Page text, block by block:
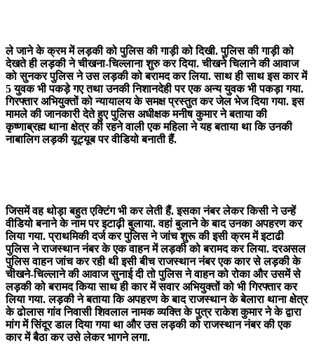
ले जाने के क्रम में लड़की को पुलिस की गाड़ी को दिखी. पुलिस की गाड़ी को
देखते ही लड़की ने चीखना-चिल्लाना शुरु कर दिया. चीखने चिलाने की आवाज
को सुनकर पुलिस ने उस लड़की को बरामद कर लिया. साथ ही साथ इस कार में
5 युवक भी पकड़े गए तथा उनकी निशानदेही पर एक अन्य युवक भी पकड़ा गया.
गिरफ्तार अभियुक्तों को न्यायालय के समक्ष प्रस्तुत कर जेल भेज दिया गया. इस
मामले की जानकारी देते हुए पुलिस अधीक्षक मनीष कुमार ने बताया की
कृष्णाब्रह्म थाना क्षेत्र की रहने वाली एक महिला ने यह बताया था कि उनकी
नाबालिग लड़की यूट्यूब पर वीडियो बनाती हैं.
जिसमें वह थोड़ा बहुत एक्टिंग भी कर लेती हैं. इसका नंबर लेकर किसी ने उन्हें
वीडियो बनाने के नाम पर इटाढ़ी बुलाया. वहां बुलाने के बाद उनका अपहरण कर
लिया गया. प्राथमिकी दर्ज कर पुलिस ने जांच शुरू की इसी क्रम में इटाढी
पुलिस ने राजस्थान नंबर के एक वाहन में लड़की को बरामद कर लिया. दरअसल
पुलिस वाहन जांच कर रही थी इसी बीच राजस्थान नंबर एक कार से लड़की के
चीखने-चिल्लाने की आवाज सुनाई दी तो पुलिस ने वाहन को रोका और उसमें से
लड़की को बरामद किया साथ ही कार में सवार अभियुक्तों को भी गिरफ्तार कर
लिया गया. लड़की ने बताया कि अपहरण के बाद राजस्थान के बेलारा थाना क्षेत्र
के ढोलास गांव निवासी शिवलाल नामक व्यक्ति के पुत्र राकेश कुमार ने के द्वारा
मांग में सिंदूर डाल दिया गया था और उस लड़की को राजस्थान नंबर की एक
कार में बैठा कर उसे लेकर भागने लगा.